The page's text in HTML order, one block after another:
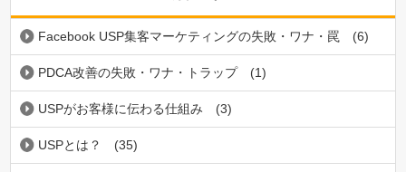
Facebook USP集客マーケティングの失敗・ワナ・罠 (6)
PDCA改善の失敗・ワナ・トラップ (1)
USPがお客様に伝わる仕組み (3)
USPとは？ (35)